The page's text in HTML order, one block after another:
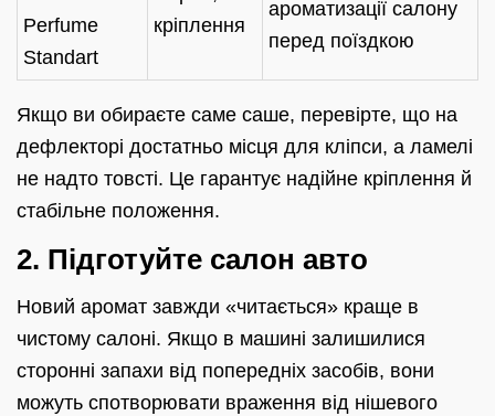
Perfume
Standart
кріплення
ароматизації салону
перед поїздкою
Якщо ви обираєте саме саше, перевірте, що на
дефлекторі достатньо місця для кліпси, а ламелі
не надто товсті. Це гарантує надійне кріплення й
стабільне положення.
2. Підготуйте салон авто
Новий аромат завжди «читається» краще в
чистому салоні. Якщо в машині залишилися
сторонні запахи від попередніх засобів, вони
можуть спотворювати враження від нішевого